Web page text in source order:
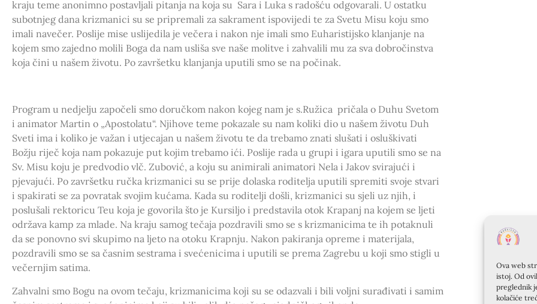
Ova web
istoj. Od
preglednik
kolačiće
kraju teme anonimno postavljali pitanja na koja su Sara i Luka s radošću odgovarali. U ostatku
subotnjeg dana krizmanici su se pripremali za sakrament ispovijedi te za Svetu Misu koju smo
imali navečer. Poslije mise uslijedila je večera i nakon nje imali smo Euharistijsko klanjanje na
kojem smo zajedno molili Boga da nam usliša sve naše molitve i zahvalili mu za sva dobročinstva
koja čini u našem životu. Po završetku klanjanja uputili smo se na počinak.
Program u nedjelju započeli smo doručkom nakon kojeg nam je s.Ružica pričala o Duhu Svetom
i animator Martin o „Apostolatu“. Njihove teme pokazale su nam koliki dio u našem životu Duh
Sveti ima i koliko je važan i utjecajan u našem životu te da trebamo znati slušati i osluškivati
Božju riječ koja nam pokazuje put kojim trebamo ići. Poslije rada u grupi i igara uputili smo se na
Sv. Misu koju je predvodio vlč. Zubović, a koju su animirali animatori Nela i Jakov svirajući i
pjevajući. Po završetku ručka krizmanici su se prije dolaska roditelja uputili spremiti svoje stvari
i spakirati se za povratak svojim kućama. Kada su roditelji došli, krizmanici su sjeli uz njih, i
poslušali rektoricu Teu koja je govorila što je Kursiljo i predstavila otok Krapanj na kojem se ljeti
održava kamp za mlade. Na kraju samog tečaja pozdravili smo se s krizmanicima te ih potaknuli
da se ponovno svi skupimo na ljeto na otoku Krapnju. Nakon pakiranja opreme i materijala,
pozdravili smo se sa časnim sestrama i svećenicima i uputili se prema Zagrebu u koji smo stigli u
večernjim satima.
Zahvalni smo Bogu na ovom tečaju, krizmanicima koji su se odazvali i bili voljni surađivati i samim